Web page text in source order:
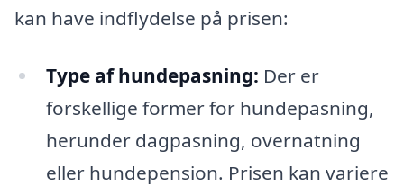
kan have indflydelse på prisen:
Type af hundepasning: Der er
forskellige former for hundepasning,
herunder dagpasning, overnatning
eller hundepension. Prisen kan variere